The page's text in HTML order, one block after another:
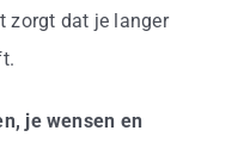
zorgt dat je langer
je wensen en